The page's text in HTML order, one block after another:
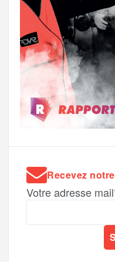
Recevez
Votre adresse